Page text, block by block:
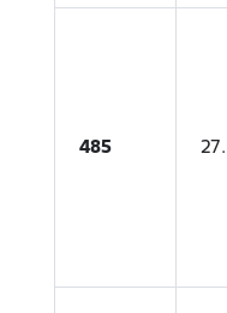
485 27.